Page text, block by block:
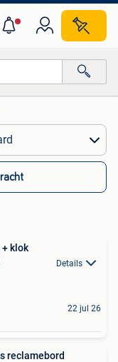
klok
Details
22 jul 26
reclamebord